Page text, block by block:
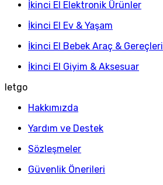
İkinci El Elektronik Ürünler
İkinci El Ev & Yaşam
İkinci El Bebek Araç & Gereçleri
İkinci El Giyim & Aksesuar
letgo
Hakkımızda
Yardım ve Destek
Sözleşmeler
Güvenlik Önerileri